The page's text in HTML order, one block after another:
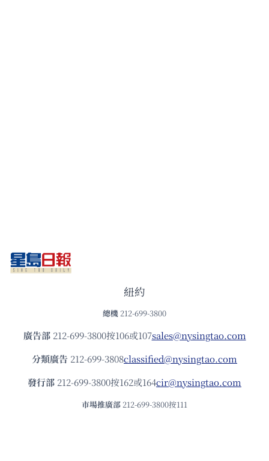
紐約
總機 212-699-3800
廣告部212-699-3800按106或107sales@nysingtao.com
分類廣告 212-699-3808classified@nysingtao.com
發⾏部 212-699-3800按162或164cir@nysingtao.com
市場推廣部 212-699-3800按111